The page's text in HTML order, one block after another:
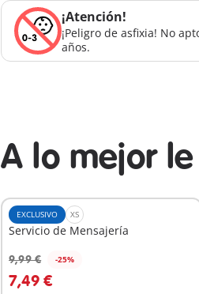
¡Atención!
¡Peligro de asfixia! No
años.
A lo mejor
EXCLUSIVO XS
Servicio de Mensajería
9,99 € -25%
7,49 €